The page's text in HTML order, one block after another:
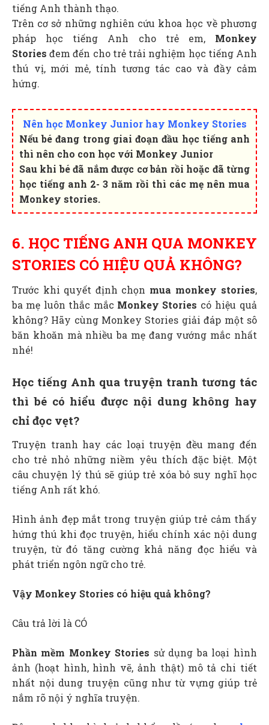
tiếng Anh thành thạo.
Trên cơ sở những nghiên cứu khoa học về phương
pháp học tiếng Anh cho trẻ em, Monkey
Stories đem đến cho trẻ trải nghiệm học tiếng Anh
thú vị, mới mẻ, tính tương tác cao và đầy cảm
hứng.
Nên học Monkey Junior hay Monkey Stories
Nếu bé đang trong giai đoạn đầu học tiếng anh
thì nên cho con học với Monkey Junior
Sau khi bé đã nắm được cơ bản rồi hoặc đã từng
học tiếng anh 2- 3 năm rồi thì các mẹ nên mua
Monkey stories.
6. HỌC TIẾNG ANH QUA MONKEY
STORIES CÓ HIỆU QUẢ KHÔNG?
Trước khi quyết định chọn mua monkey stories,
ba mẹ luôn thắc mắc Monkey Stories có hiệu quả
không? Hãy cùng Monkey Stories giải đáp một sô
băn khoăn mà nhiều ba mẹ đang vướng mắc nhất
nhé!
Học tiếng Anh qua truyện tranh tương tác
thì bé có hiểu được nội dung không hay
chỉ đọc vẹt?
Truyện tranh hay các loại truyện đều mang đến
cho trẻ nhỏ những niềm yêu thích đặc biệt. Một
câu chuyện lý thú sẽ giúp trẻ xóa bỏ suy nghĩ học
tiếng Anh rất khó.
Hình ảnh đẹp mắt trong truyện giúp trẻ cảm thấy
hứng thú khi đọc truyện, hiểu chính xác nội dung
truyện, từ đó tăng cường khả năng đọc hiểu và
phát triển ngôn ngữ cho trẻ.
Vậy Monkey Stories có hiệu quả không?
Câu trả lời là CÓ
Phần mềm Monkey Stories sử dụng ba loại hình
ảnh (hoạt hình, hình vẽ, ảnh thật) mô tả chi tiết
nhất nội dung truyện cũng như từ vựng giúp trẻ
nắm rõ nội ý nghĩa truyện.